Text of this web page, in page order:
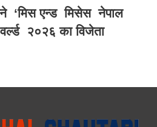
‘मिस एन्ड मिसेस नेपाल
२०२६ का विजेता